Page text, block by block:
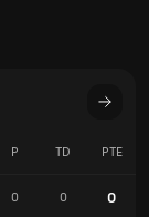
P TD PTE
0 0 0